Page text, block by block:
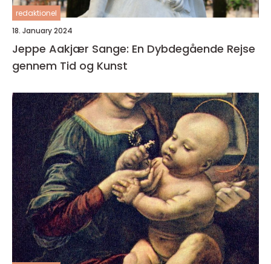
redaktionel
18. January 2024
Jeppe Aakjær Sange: En Dybdegående Rejse
gennem Tid og Kunst